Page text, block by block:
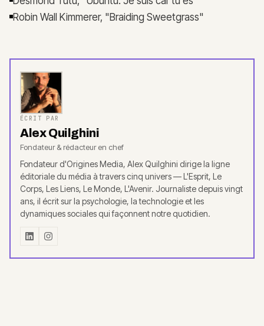
Robin Wall Kimmerer, "Braiding Sweetgrass"
ÉCRIT PAR
Alex Quilghini
Fondateur & rédacteur en chef
Fondateur d'Origines Media, Alex Quilghini dirige la ligne
éditoriale du média à travers cinq univers — L'Esprit, Le
Corps, Les Liens, Le Monde, L'Avenir. Journaliste depuis vingt
ans, il écrit sur la psychologie, la technologie et les
dynamiques sociales qui façonnent notre quotidien.